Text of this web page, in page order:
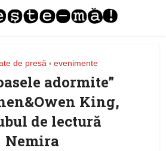
de presă • evenimente
adormite”
King,
de lectură
Nemira